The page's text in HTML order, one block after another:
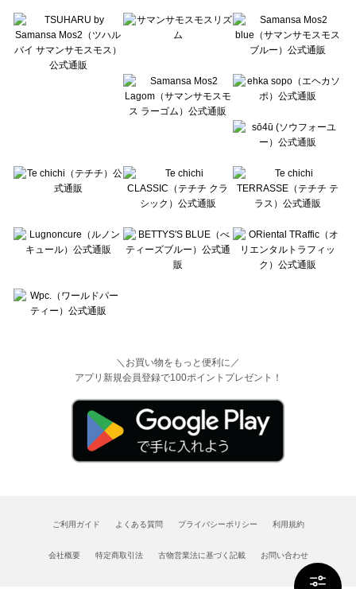
Lugnoncure（ルノンキュール）のトップス一覧
BETTY'S BLUE（べティーズブルー）のトップス一覧
Wpc.（ワールドパーティー）のトップス一覧
＼お買い物をもっと便利に／
アプリ新規会員登録で100ポイントプレゼント！
ご利用ガイド よくある質問 プライバシーポリシー 利用規約
会社概要 特定商取引法 古物営業法に基づく記載 お問い合わせ